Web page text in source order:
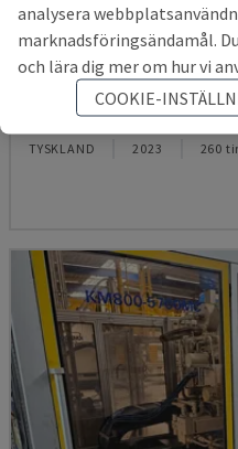
NEO.E55/E110H
TEDERIC - HYDRAULISK
TYSKLAND 2023 260
analysera
marknadsföringsändamål.
och lära dig mer om hur vi
COOKIE-